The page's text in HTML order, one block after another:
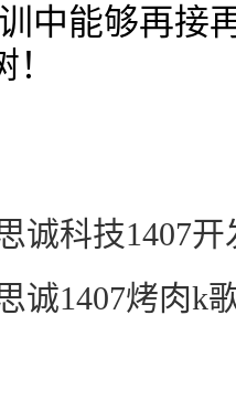
中能够再接
诚科技1407
诚1407烤肉k